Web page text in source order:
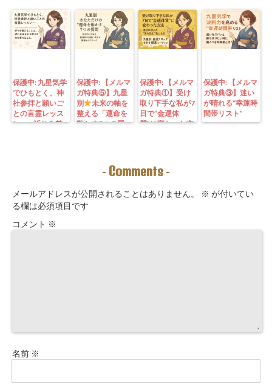
保護中: 九星気学
でひもとく、神
社参拝と願いご
との言霊レッス
ン—— 祈りを整
保護中: 【メルマ
ガ特典⑤】九星
別
未来の軸を
整える「運命を
動かす7つの質
ーチングできま
保護中: 【メルマ
ガ特典①】受け
取り下手な私が7
日で“金運体
質”に変わった方
九星別・金運ブ
ロックを外す開
保護中: 【メルマ
ガ特典③】迷い
が晴れる“幸運時
間帯リスト”
- Comments -
メールアドレスが公開されることはありません。 ※ が付いてい
る欄は必須項目です
コメント ※
名前 ※